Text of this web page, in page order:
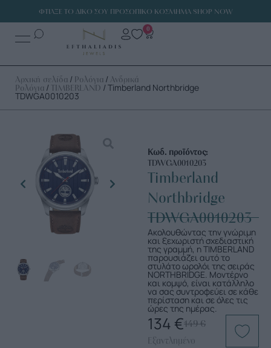
ΦΤΙΑΞΕ ΤΟ ΔΙΚΟ ΣΟΥ ΠΡΟΣΩΠΙΚΟ ΚΟΣΜΗΜΑ SHOP NOW
0
Αρχική σελίδα / Ρολόγια / Ανδρικά
Ρολόγια / TIMBERLAND / Timberland Northbridge
TDWGA0010203
Κωδ. προϊόντος:
TDWGA0010203
Timberland
Northbridge
TDWGA0010203
Ακολουθώντας την γνώριμη
και ξεχωριστή σχεδιαστική
της γραμμή, η TIMBERLAND
παρουσιάζει αυτό το
στυλάτο ωρολόι της σειράς
NORTHBRIDGE. Μοντέρνο
και κομψό, είναι κατάλληλο
να σας συντροφεύει σε κάθε
περίσταση και σε όλες τις
ώρες της ημέρας.
149€
134 €
Εξαντλημένο